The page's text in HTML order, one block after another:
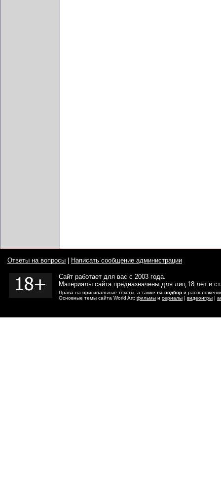
Ответы на вопросы Написать сообщение администрации
Сайт работает для вас с 2003 года.
Материалы сайта предназначены для лиц 18 лет и
Права на оригинальные тексты, а также на подбор и
Основные темы сайта World Art: фильмы и сериалы | видеоигры |